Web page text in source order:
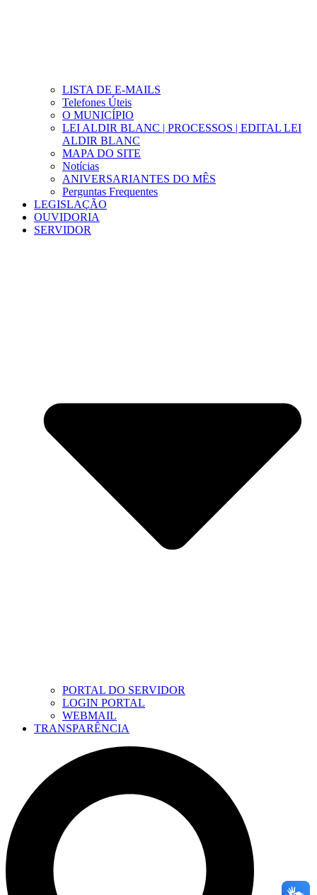
LISTA DE E-MAILS
Telefones Úteis
O MUNICÍPIO
LEI ALDIR BLANC | PROCESSOS | EDITAL LEI
ALDIR BLANC
MAPA DO SITE
Notícias
ANIVERSARIANTES DO MÊS
Perguntas Frequentes
LEGISLAÇÃO
OUVIDORIA
SERVIDOR
PORTAL DO SERVIDOR
LOGIN PORTAL
WEBMAIL
TRANSPARÊNCIA